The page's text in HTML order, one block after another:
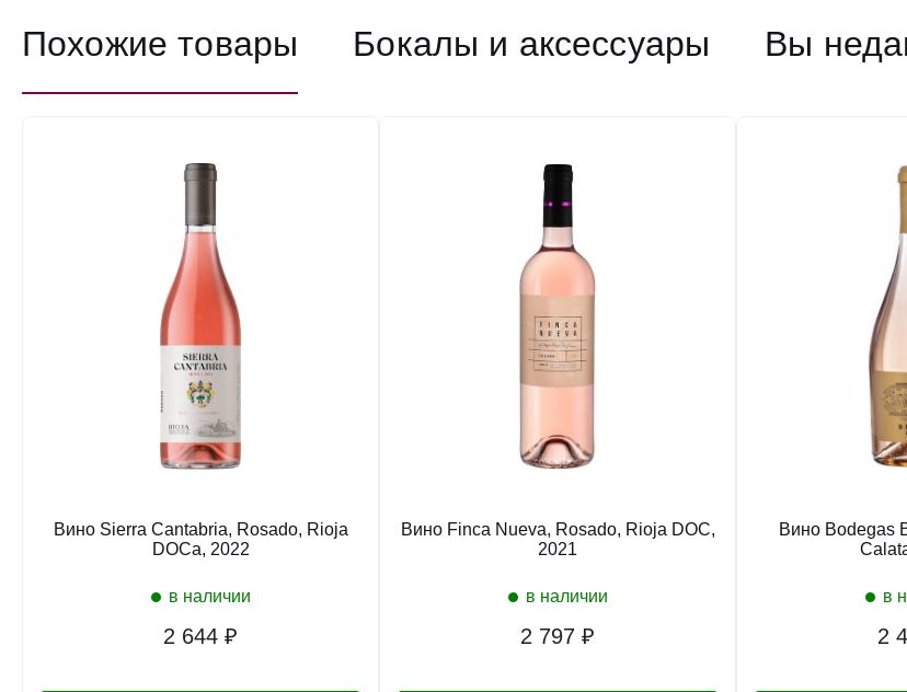
Похожие товары Бокалы и аксессуары Вы
2 644 ₽
Вино Sierra Cantabria, Rosado, Rioja
DOCa, 2022
в наличии
2 797 ₽
Вино Finca Nueva, Rosado, Rioja DOC,
2021
в наличии
2
Вино Bodegas
в